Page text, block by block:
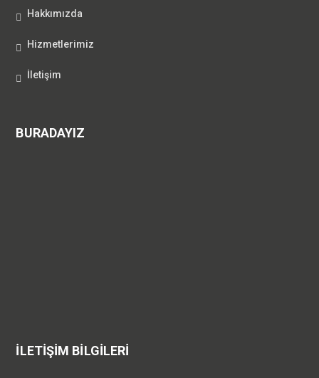
Hakkımızda
Hizmetlerimiz
İletişim
BURADAYIZ
İLETİŞİM BİLGİLERİ